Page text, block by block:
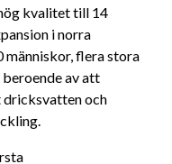
kvalitet till 14
i norra
flera stora
av att
och